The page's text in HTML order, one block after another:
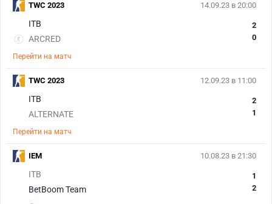
14.09.23 в 20:00
ITB
ARCRED
2
0
Перейти на матч
TWC 2023
12.09.23 в 11:00
ITB
ALTERNATE
2
1
Перейти на матч
TWC 2023
10.08.23 в 21:30
ITB
BetBoom Team
1
2
IEM